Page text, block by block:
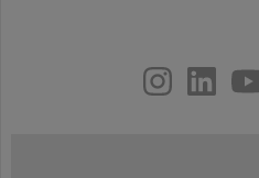
youtube
helmholtz.social
facebook